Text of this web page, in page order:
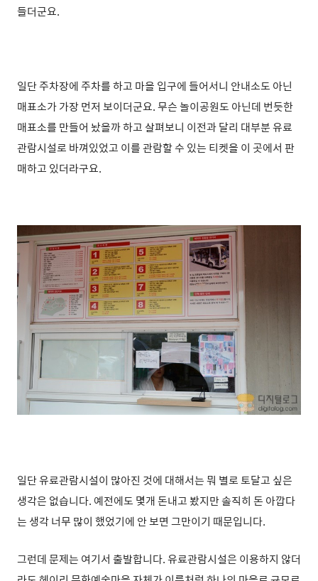
들더군요.
일단 주차장에 주차를 하고 마을 입구에 들어서니 안내소도 아닌
매표소가 가장 먼저 보이더군요. 무슨 놀이공원도 아닌데 번듯한
매표소를 만들어 놨을까 하고 살펴보니 이전과 달리 대부분 유료
관람시설로 바껴있었고 이를 관람할 수 있는 티켓을 이 곳에서 판
매하고 있더라구요.
일단 유료관람시설이 많아진 것에 대해서는 뭐 별로 토달고 싶은
생각은 없습니다. 예전에도 몇개 돈내고 봤지만 솔직히 돈 아깝다
는 생각 너무 많이 했었기에 안 보면 그만이기 때문입니다.
그런데 문제는 여기서 출발합니다. 유료관람시설은 이용하지 않더